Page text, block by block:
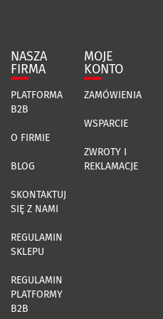
NASZA
FIRMA
PLATFORMA
B2B
O FIRMIE
BLOG
SKONTAKTUJ
SIĘ Z NAMI
REGULAMIN
SKLEPU
REGULAMIN
PLATFORMY
B2B
MOJE
KONTO
ZAMÓWIENIA
WSPARCIE
ZWROTY I
REKLAMACJE